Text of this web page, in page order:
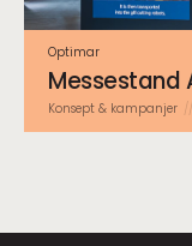
Optimar
Messestand
Konsept & kampanjer